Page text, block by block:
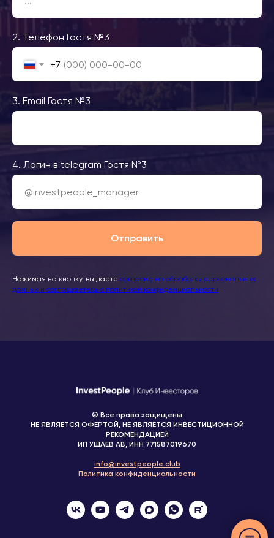
2. Телефон Гостя №3
+7
3. Email Гостя №3
4. Логин в telegram Гостя №3
Отправить
Нажимая на кнопку, вы даете согласие на обработку персональных
данных и соглашаетесь c политикой конфиденциальности
© Все права защищены
НЕ ЯВЛЯЕТСЯ ОФЕРТОЙ, НЕ ЯВЛЯЕТСЯ ИНВЕСТИЦИОННОЙ
РЕКОМЕНДАЦИЕЙ
ИП УШАЕВ АВ, ИНН 771587019670
info@investpeople.club
Политика конфиденциальности